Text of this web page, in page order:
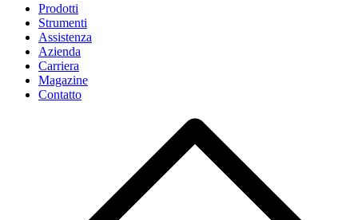
Prodotti
Strumenti
Assistenza
Azienda
Carriera
Magazine
Contatto